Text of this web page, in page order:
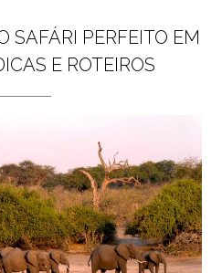
SAFÁRI PERFEITO EM
E ROTEIROS